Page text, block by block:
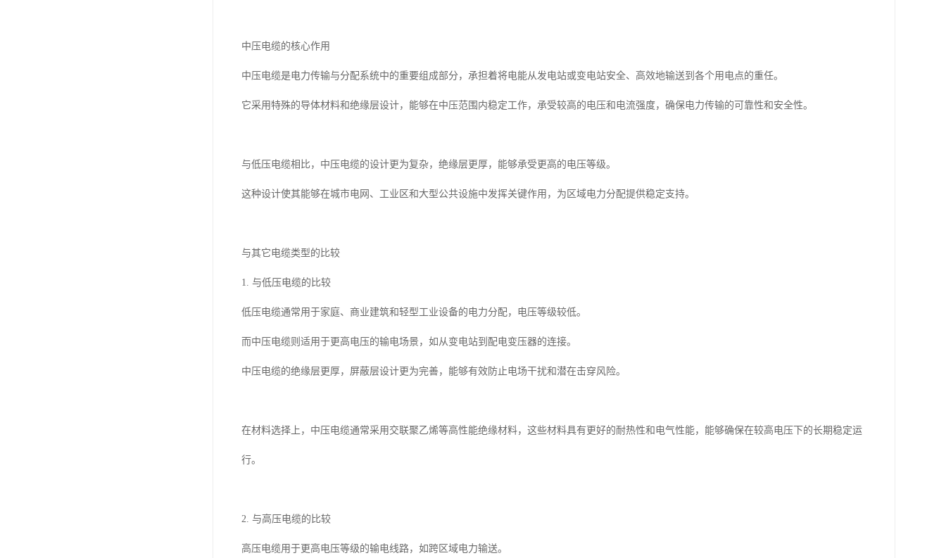
中压电缆的核心作用
中压电缆是电力传输与分配系统中的重要组成部分，承担着将电能从发电站或变电站安全、高效地输送到各个用电点的重任。
它采用特殊的导体材料和绝缘层设计，能够在中压范围内稳定工作，承受较高的电压和电流强度，确保电力传输的可靠性和安全性。
与低压电缆相比，中压电缆的设计更为复杂，绝缘层更厚，能够承受更高的电压等级。
这种设计使其能够在城市电网、工业区和大型公共设施中发挥关键作用，为区域电力分配提供稳定支持。
与其它电缆类型的比较
1. 与低压电缆的比较
低压电缆通常用于家庭、商业建筑和轻型工业设备的电力分配，电压等级较低。
而中压电缆则适用于更高电压的输电场景，如从变电站到配电变压器的连接。
中压电缆的绝缘层更厚，屏蔽层设计更为完善，能够有效防止电场干扰和潜在击穿风险。
在材料选择上，中压电缆通常采用交联聚乙烯等高性能绝缘材料，这些材料具有更好的耐热性和电气性能，能够确保在较高电压下的长期稳定运
行。
2. 与高压电缆的比较
高压电缆用于更高电压等级的输电线路，如跨区域电力输送。